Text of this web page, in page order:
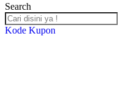
Search
Kode Kupon